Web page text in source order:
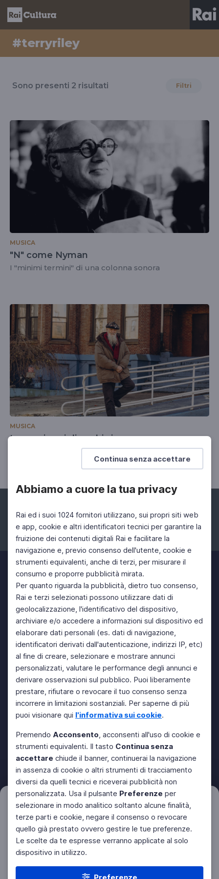
Continua senza accettare
Abbiamo a cuore la tua privacy
Rai ed i suoi 1024 fornitori utilizzano, sui propri siti web
e app, cookie e altri identificatori tecnici per garantire la
fruizione dei contenuti digitali Rai e facilitare la
navigazione e, previo consenso dell'utente, cookie e
strumenti equivalenti, anche di terzi, per misurare il
consumo e proporre pubblicità mirata.
Per quanto riguarda la pubblicità, dietro tuo consenso,
Rai e terzi selezionati possono utilizzare dati di
geolocalizzazione, l'identificativo del dispositivo,
archiviare e/o accedere a informazioni sul dispositivo ed
elaborare dati personali (es. dati di navigazione,
identificatori derivati dall'autenticazione, indirizzi IP, etc)
al fine di creare, selezionare e mostrare annunci
personalizzati, valutare le performance degli annunci e
derivare osservazioni sul pubblico. Puoi liberamente
prestare, rifiutare o revocare il tuo consenso senza
incorrere in limitazioni sostanziali. Per saperne di più
puoi visionare qui l'informativa sui cookie.
Premendo Acconsento, acconsenti all'uso di cookie e
strumenti equivalenti. Il tasto Continua senza
accettare chiude il banner, continuerai la navigazione
in assenza di cookie o altri strumenti di tracciamento
diversi da quelli tecnici e riceverai pubblicità non
personalizzata. Usa il pulsante Preferenze per
selezionare in modo analitico soltanto alcune finalità,
terze parti e cookie, negare il consenso o revocare
quello già prestato ovvero gestire le tue preferenze.
Le scelte da te espresse verranno applicate al solo
dispositivo in utilizzo.
Preferenze
#terryriley
il
#terryriley
Sono presenti 2 risultati Filtri
MUSICA
"N" come Nyman
I "minimi termini" di una colonna sonora
MUSICA
La musica ci dice chi siamo
Gli ottantacinque anni di Terry Riley
Filtri Azzera
Facebook Instagram Twitter